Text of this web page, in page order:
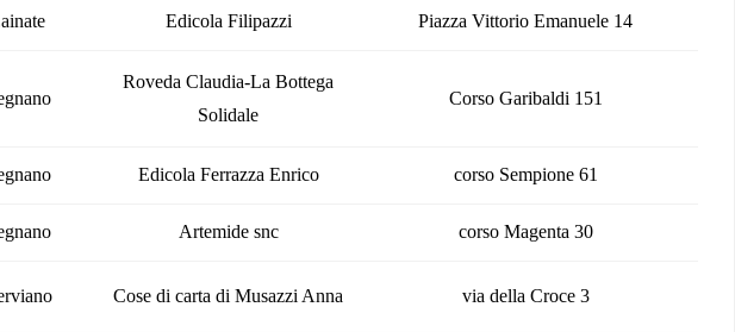
Edicola Filipazzi Piazza Vittorio Emanuele 14
Roveda Claudia-La Bottega
Solidale
Corso Garibaldi 151
Edicola Ferrazza Enrico corso Sempione 61
Artemide snc corso Magenta 30
Cose di carta di Musazzi Anna via della Croce 3